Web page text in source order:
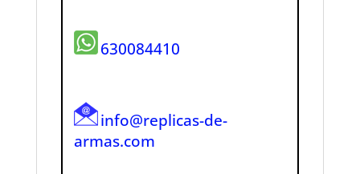
630084410
info@replicas-de-
armas.com